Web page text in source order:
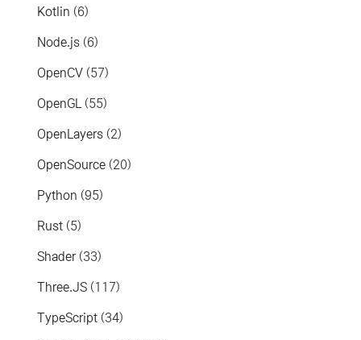
Kotlin (6)
Node.js (6)
OpenCV (57)
OpenGL (55)
OpenLayers (2)
OpenSource (20)
Python (95)
Rust (5)
Shader(33)
Three.JS (117)
TypeScript (34)